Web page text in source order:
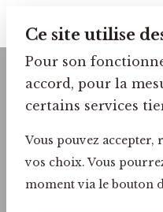
Ce site utilise
Pour son
accord, pour la
certains services
Vous pouvez accepter,
vos choix. Vous
moment via le bouton